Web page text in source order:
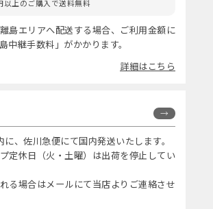
上のご購入で送料無料
島エリアへ配送する場合、ご利用金額に
中継手数料」がかかります。
詳細はこちら
、佐川急便にて国内発送いたします。
定休日（火・土曜）は出荷を停止してい
る場合はメールにて当店よりご連絡させ